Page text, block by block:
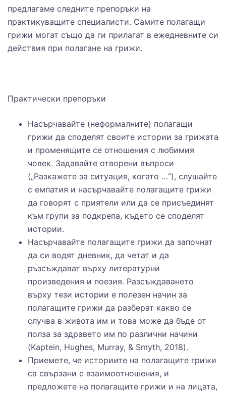
предлагаме следните препоръки на
практикуващите специалисти. Самите полагащи
грижи могат също да ги прилагат в ежедневните си
действия при полагане на грижи.
Практически препоръки
Насърчавайте (неформалните) полагащи
грижи да споделят своите истории за грижата
и променящите се отношения с любимия
човек. Задавайте отворени въпроси
(„Разкажете за ситуация, когато …“), слушайте
с емпатия и насърчавайте полагащите грижи
да говорят с приятели или да се присъединят
към групи за подкрепа, където се споделят
истории.
Насърчавайте полагащите грижи да започнат
да си водят дневник, да четат и да
ръзсъждават върху литературни
произведения и поезия. Разсъждаването
върху тези истории е полезен начин за
полагащите грижи да разберат какво се
случва в живота им и това може да бъде от
полза за здравето им по различни начини
(Kaptein, Hughes, Murray, & Smyth, 2018).
Приемете, че историите на полагащите грижи
са свързани с взаимоотношения, и
предложете на полагащите грижи и на лицата,